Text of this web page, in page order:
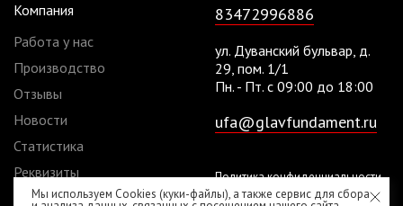
Мы используем Cookies (куки-файлы), а также сервис для сбора
Компания
Работа у нас
Производство
Отзывы
Новости
Статистика
Реквизиты
Договоры
83472996886
ул. Дуванский бульвар, д.
29, пом. 1/1
Пн. - Пт. с 09:00 до 18:00
ufa@glavfundament.ru
Политика конфиденциальности
Согласие на обработку